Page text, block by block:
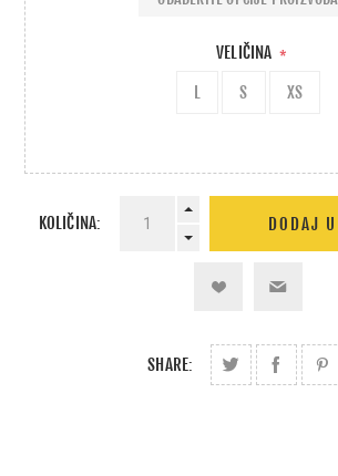
VELIČINA *
L S XS
KOLIČINA:
SHARE: